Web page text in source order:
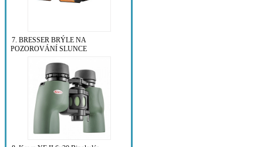
7. BRESSER BRÝLE NA
POZOROVÁNÍ SLUNCE